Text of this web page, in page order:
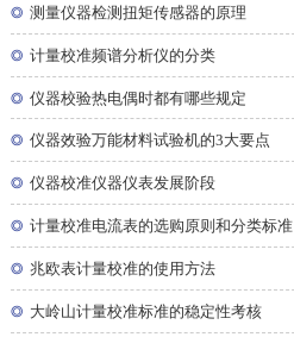
◎ 测量仪器检测扭矩传感器的原理
◎ 计量校准频谱分析仪的分类
◎ 仪器校验热电偶时都有哪些规定
◎ 仪器效验万能材料试验机的3大要点
◎ 仪器校准仪器仪表发展阶段
◎ 计量校准电流表的选购原则和分类标准
◎ 兆欧表计量校准的使用方法
◎ 大岭山计量校准标准的稳定性考核